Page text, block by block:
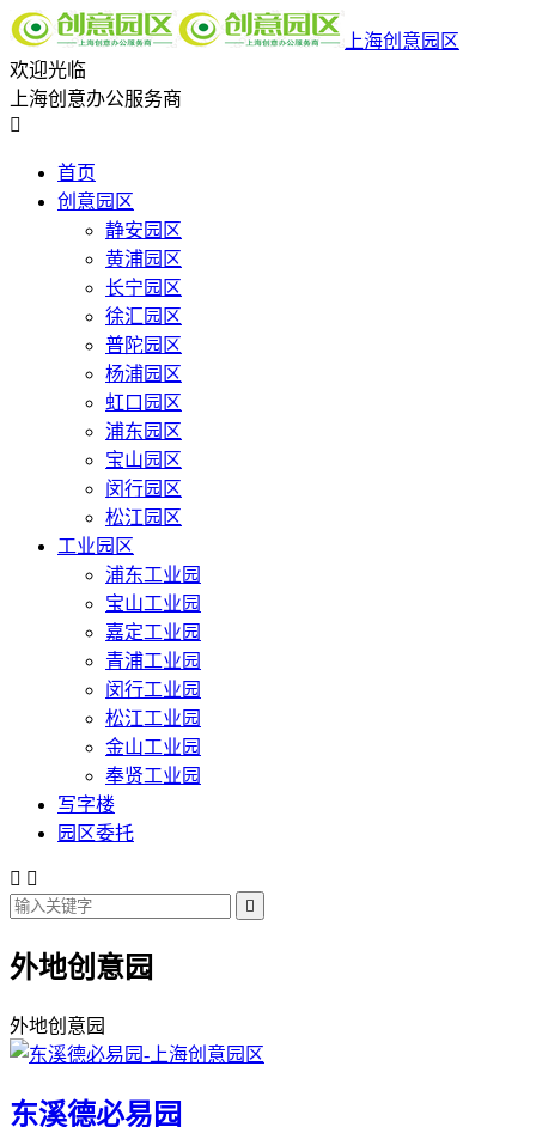
上海创意园区
欢迎光临
上海创意办公服务商

首页
创意园区
静安园区
黄浦园区
长宁园区
徐汇园区
普陀园区
杨浦园区
虹口园区
浦东园区
宝山园区
闵行园区
松江园区
工业园区
浦东工业园
宝山工业园
嘉定工业园
青浦工业园
闵行工业园
松江工业园
金山工业园
奉贤工业园
写字楼
园区委托
 

外地创意园
外地创意园
东溪德必易园